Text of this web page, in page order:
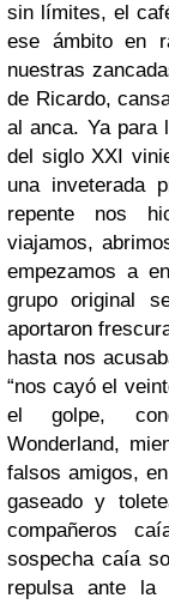
sin límites, el
ese ámbito en
nuestras
de Ricardo,
al anca. Ya para
del siglo XXI
una inveterada
repente nos
viajamos,
empezamos a
grupo original
aportaron
hasta nos
“nos cayó el
el golpe,
Wonderland,
falsos amigos,
gaseado y
compañeros
sospecha caía
repulsa ante la